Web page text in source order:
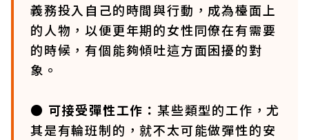
義務投入自己的時間與行動，成為檯面上
的人物，以便更年期的女性同僚在有需要
的時候，有個能夠傾吐這方面困擾的對
象。
● 可接受彈性工作： 某些類型的工作，尤
其是有輪班制的，就不太可能做彈性的安